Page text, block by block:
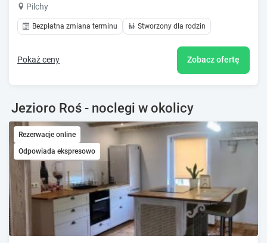
Pilchy
Bezpłatna zmiana terminu Stworzony dla rodzin
Pokaż ceny Zobacz ofertę
Jezioro Roś - noclegi w okolicy
Rezerwacje online
Odpowiada ekspresowo